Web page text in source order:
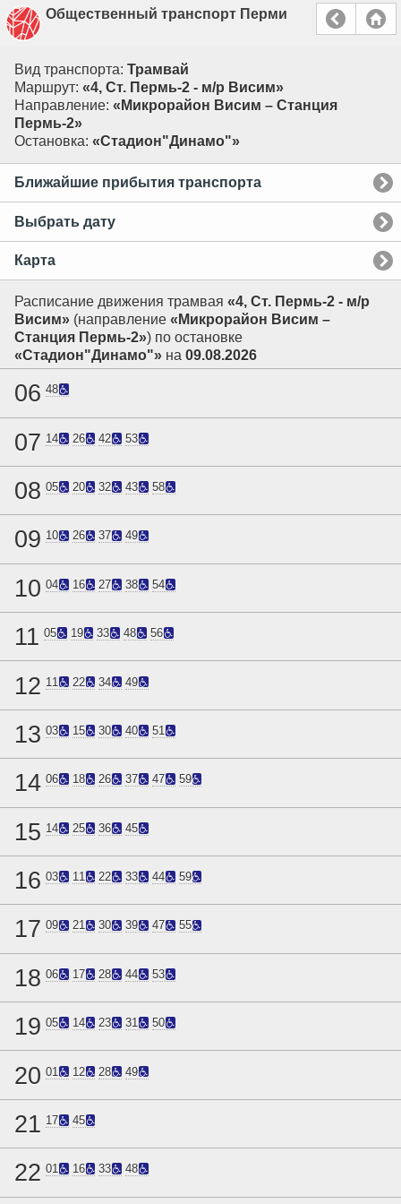
Общественный транспорт Перми
Вид транспорта: Трамвай
Маршрут: «4, Ст. Пермь-2 - м/р Висим»
Направление: «Микрорайон Висим – Станция
Пермь-2»
Остановка: «Стадион"Динамо"»
Ближайшие прибытия транспорта
Выбрать дату
Карта
Расписание движения трамвая «4, Ст. Пермь-2 - м/р
Висим» (направление «Микрорайон Висим –
Станция Пермь-2») по остановке
«Стадион"Динамо"» на 09.08.2026
06 48
07 14 26 42 53
08 05 20 32 43 58
09 10 26 37 49
10 04 16 27 38 54
11 05 19 33 48 56
12 11 22 34 49
13 03 15 30 40 51
14 06 18 26 37 47 59
15 14 25 36 45
16 03 11 22 33 44 59
17 09 21 30 39 47 55
18 06 17 28 44 53
19 05 14 23 31 50
20 01 12 28 49
21 17 45
22 01 16 33 48